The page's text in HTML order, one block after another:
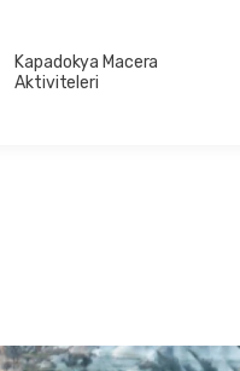
Kapadokya Macera
Aktiviteleri